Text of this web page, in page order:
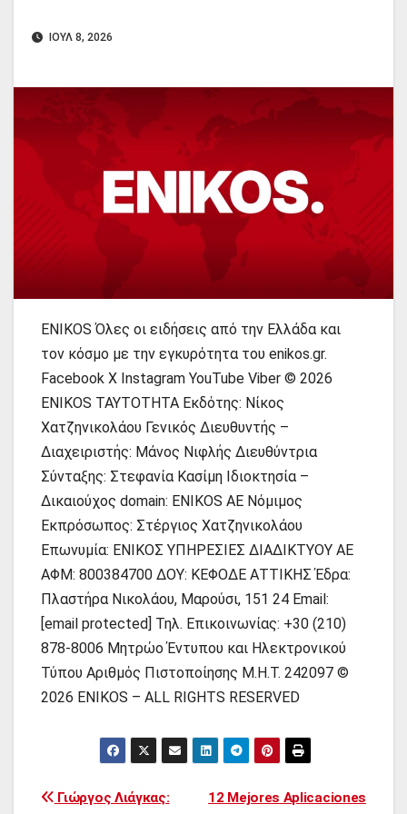
ΙΟΎΛ 8, 2026
ENIKOS Όλες οι ειδήσεις από την Ελλάδα και
τον κόσμο με την εγκυρότητα του enikos.gr.
Facebook X Instagram YouTube Viber © 2026
ENIKOS ΤΑΥΤΟΤΗΤΑ Εκδότης: Νίκος
Χατζηνικολάου Γενικός Διευθυντής –
Διαχειριστής: Μάνος Νιφλής Διευθύντρια
Σύνταξης: Στεφανία Κασίμη Ιδιοκτησία –
Δικαιούχος domain: ENIKOS AE Νόμιμος
Εκπρόσωπος: Στέργιος Χατζηνικολάου
Επωνυμία: ΕΝΙΚΟΣ ΥΠΗΡΕΣΙΕΣ ΔΙΑΔΙΚΤΥΟΥ ΑΕ
ΑΦΜ: 800384700 ΔΟΥ: ΚΕΦΟΔΕ ΑΤΤΙΚΗΣ Έδρα:
Πλαστήρα Νικολάου, Μαρούσι, 151 24 Email:
[email protected] Τηλ. Επικοινωνίας: +30 (210)
878-8006 Μητρώο Έντυπου και Ηλεκτρονικού
Τύπου Αριθμός Πιστοποίησης Μ.Η.Τ. 242097 ©
2026 ENIKOS – ALL RIGHTS RESERVED
Πλοήγηση
12 Mejores Aplicaciones
Γιώργος Λιάγκας: